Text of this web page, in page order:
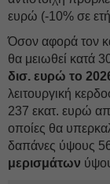
ευρώ (-10% σε
Όσον αφορά τον
θα μειωθεί κατά
δισ. ευρώ το
λειτουργική
237 εκατ. ευρώ
οποίες θα
δαπάνες ύψους
μερισμάτων